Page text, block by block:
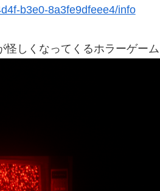
b3e0-8a3fe9dfeee4/info
しくなってくるホラーゲーム